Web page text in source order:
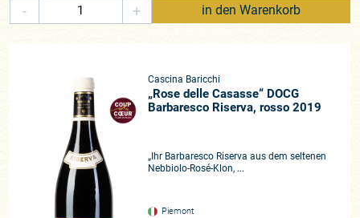
- + in den Warenkorb
Cascina Baricchi
„Rose delle Casasse“ DOCG
Barbaresco Riserva, rosso 2019
„Ihr Barbaresco Riserva aus dem seltenen
Nebbiolo-Rosé-Klon, ...
Piemont